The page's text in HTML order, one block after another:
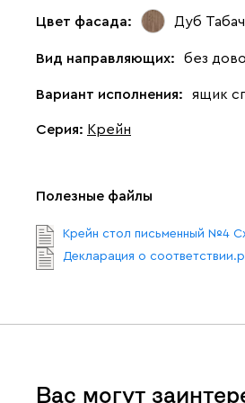
Цвет фасада: Дуб
Вид направляющих: без
Вариант исполнения: ящик
Серия: Крейн
Полезные файлы
Крейн стол письменный №4
Декларация о
Вас могут